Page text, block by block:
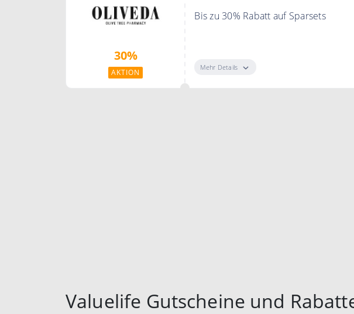
30%
AKTION
Bis zu 30% Rabatt auf Sparsets
Mehr Details
Valuelife Gutscheine und